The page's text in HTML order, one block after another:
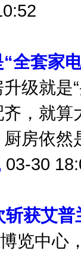
“全套
级就是
，就算
房依然
03-30
获艾
览中